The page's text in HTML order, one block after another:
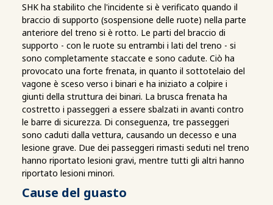
SHK ha stabilito che l'incidente si è verificato quando il
braccio di supporto (sospensione delle ruote) nella parte
anteriore del treno si è rotto. Le parti del braccio di
supporto - con le ruote su entrambi i lati del treno - si
sono completamente staccate e sono cadute. Ciò ha
provocato una forte frenata, in quanto il sottotelaio del
vagone è sceso verso i binari e ha iniziato a colpire i
giunti della struttura dei binari. La brusca frenata ha
costretto i passeggeri a essere sbalzati in avanti contro
le barre di sicurezza. Di conseguenza, tre passeggeri
sono caduti dalla vettura, causando un decesso e una
lesione grave. Due dei passeggeri rimasti seduti nel treno
hanno riportato lesioni gravi, mentre tutti gli altri hanno
riportato lesioni minori.
Cause del guasto